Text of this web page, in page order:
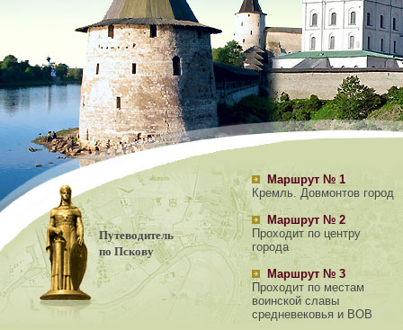
Путеводитель
по Пскову
Маршрут № 1
Кремль. Довмонтов город
Маршрут № 2
Проходит по центру
города
Маршрут № 3
Проходит по местам
воинской славы
средневековья и ВОВ